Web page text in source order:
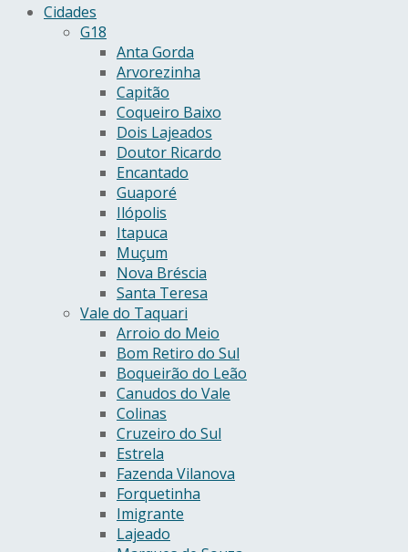
Cidades
G18
Anta Gorda
Arvorezinha
Capitão
Coqueiro Baixo
Dois Lajeados
Doutor Ricardo
Encantado
Guaporé
Ilópolis
Itapuca
Muçum
Nova Bréscia
Santa Teresa
Vale do Taquari
Arroio do Meio
Bom Retiro do Sul
Boqueirão do Leão
Canudos do Vale
Colinas
Cruzeiro do Sul
Estrela
Fazenda Vilanova
Forquetinha
Imigrante
Lajeado